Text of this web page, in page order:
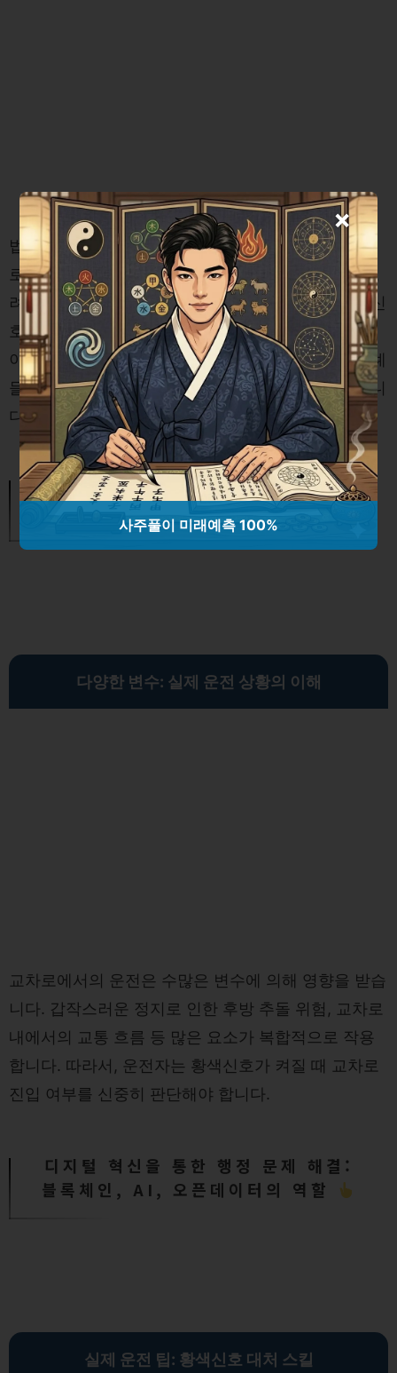
법원에서는 신호등 관련 사건에 대한 판례를 바탕으
로, 운전자가 교차로에 진입했을 때의 상황을 주요 고
려사항으로 삼고 있습니다. 대법원 판례에서는 황색신
호가 켜졌지만 이미 교차로에 진입한 자동차의 경우,
이는 신호위반이 아니라고 해석합니다. 신호위반 사례
들은 결국 안전운전 원칙의 중요성을 강조하고 있습니
다.
근로자 권리 완벽 가이드: 해고와 연
차수당 문제 해결법
다양한 변수: 실제 운전 상황의 이해
교차로에서의 운전은 수많은 변수에 의해 영향을 받습
니다. 갑작스러운 정지로 인한 후방 추돌 위험, 교차로
내에서의 교통 흐름 등 많은 요소가 복합적으로 작용
합니다. 따라서, 운전자는 황색신호가 켜질 때 교차로
진입 여부를 신중히 판단해야 합니다.
디지털 혁신을 통한 행정 문제 해결:
블록체인, AI, 오픈데이터의 역할
실제 운전 팁: 황색신호 대처 스킬
×
사주풀이 미래예측 100%